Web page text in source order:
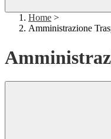
Home >
Amministrazione